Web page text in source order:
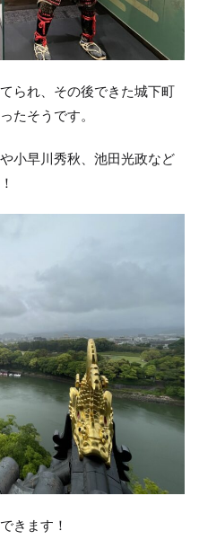
られ、その後できた城下町
たそうです。
小早川秀秋、池田光政など
きます！